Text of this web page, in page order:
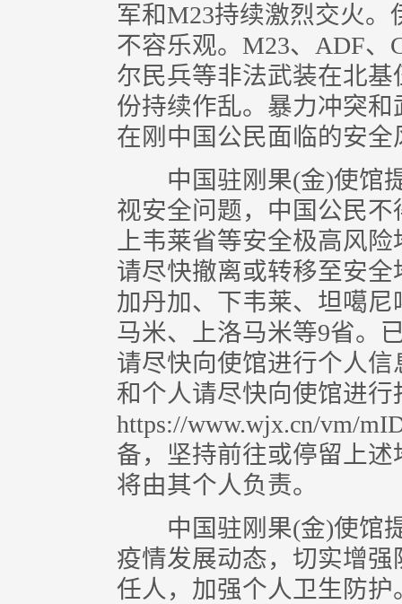
军和M23持续激烈交火
不容乐观。M23、ADF
尔民兵等非法武装在北
份持续作乱。暴力冲突
在刚中国公民面临的安
中国驻刚果(金)使馆提
视安全问题，中国公民
上韦莱省等安全极高风
请尽快撤离或转移至安
加丹加、下韦莱、坦噶
马米、上洛马米等9省。
请尽快向使馆进行个人
和个人请尽快向使馆进
https://www.wjx.cn/vm/
备，坚持前往或停留上
将由其个人负责。
中国驻刚果(金)使馆提
疫情发展动态，切实增
任人，加强个人卫生防